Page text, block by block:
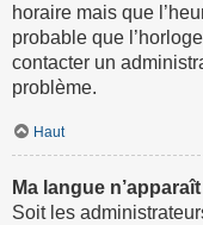
horaire mais que
probable que
contacter un
problème.
Haut
Ma langue
Soit les